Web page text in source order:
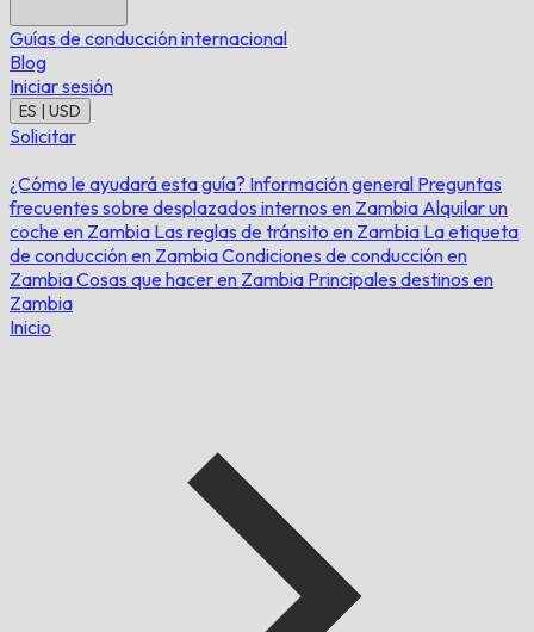
Guías de conducción internacional
Blog
Iniciar sesión
ES | USD
Solicitar
¿Cómo le ayudará esta guía? Información general Preguntas
frecuentes sobre desplazados internos en Zambia Alquilar un
coche en Zambia Las reglas de tránsito en Zambia La etiqueta
de conducción en ZambiaCondiciones de conducción en
ZambiaCosas que hacer en Zambia Principales destinos en
Zambia
Inicio